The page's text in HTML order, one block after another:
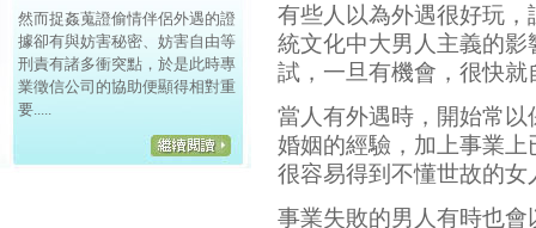
然而捉姦蒐證偷情伴侶外遇的證
據卻有與妨害秘密、妨害自由等
刑責有諸多衝突點，於是此時專
業徵信公司的協助便顯得相對重
要.....
有些人以為外遇很好玩
統文化中大男人主義的
試，一旦有機會，很快就
當人有外遇時，開始常
婚姻的經驗，加上事業
很容易得到不懂世故的女
事業失敗的男人有時也